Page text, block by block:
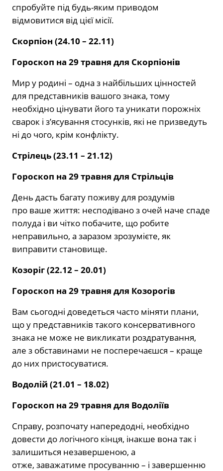
спробуйте під будь-яким приводом
відмовитися від цієї місії.
Скорпіон (24.10 – 22.11)
Гороскоп на 29 травня для Скорпіонів
Мир у родині – одна з найбільших цінностей
для представників вашого знака, тому
необхідно цінувати його та уникати порожніх
сварок і з’ясування стосунків, які не призведуть
ні до чого, крім конфлікту.
Стрілець (23.11 – 21.12)
Гороскоп на 29 травня для Стрільців
День дасть багату поживу для роздумів
про ваше життя: несподівано з очей наче спаде
полуда і ви чітко побачите, що робите
неправильно, а заразом зрозумієте, як
виправити становище.
Козоріг (22.12 – 20.01)
Гороскоп на 29 травня для Козорогів
Вам сьогодні доведеться часто міняти плани,
що у представників такого консервативного
знака не може не викликати роздратування,
але з обставинами не посперечаєшся – краще
до них пристосуватися.
Водолій (21.01 – 18.02)
Гороскоп на 29 травня для Водоліїв
Справу, розпочату напередодні, необхідно
довести до логічного кінця, інакше вона так і
залишиться незавершеною, а
отже, заважатиме просуванню – і завершенню